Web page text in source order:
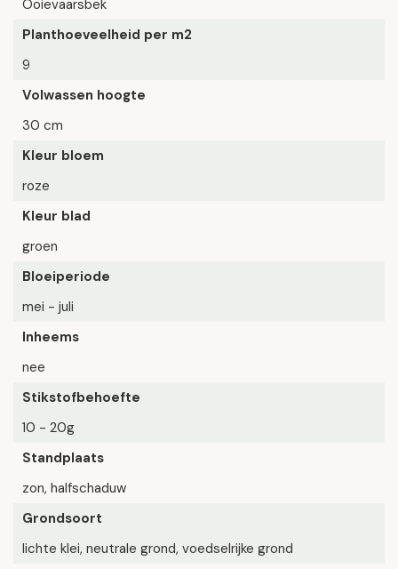
Ooievaarsbek
Planthoeveelheid per m2
9
Volwassen hoogte
30 cm
Kleur bloem
roze
Kleur blad
groen
Bloeiperiode
mei - juli
Inheems
nee
Stikstofbehoefte
10 - 20g
Standplaats
zon, halfschaduw
Grondsoort
lichte klei, neutrale grond, voedselrijke grond